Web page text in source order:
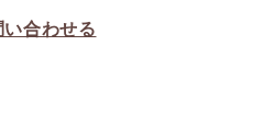
合わせる